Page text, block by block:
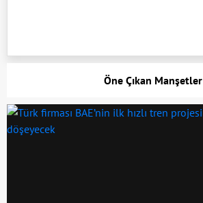
Öne Çıkan Manşetler